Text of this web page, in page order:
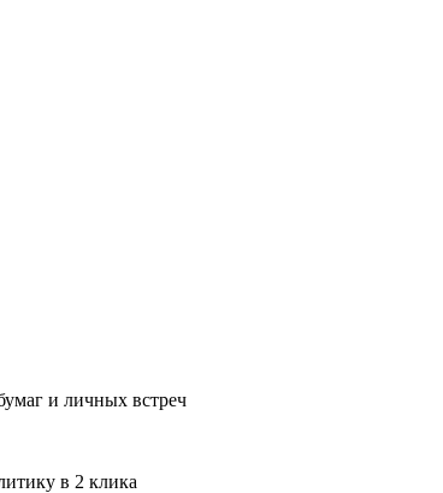
и личных встреч
в 2 клика